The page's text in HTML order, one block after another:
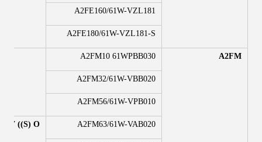
A2FE160/61W-VZL181
A2FE180/61W-VZL181-S
A2FM
A2FM10 61WPBB030
A2FM32/61W-VBB020
A2FM56/61W-VPB010
A2FM63/61W-VAB020
((S) O